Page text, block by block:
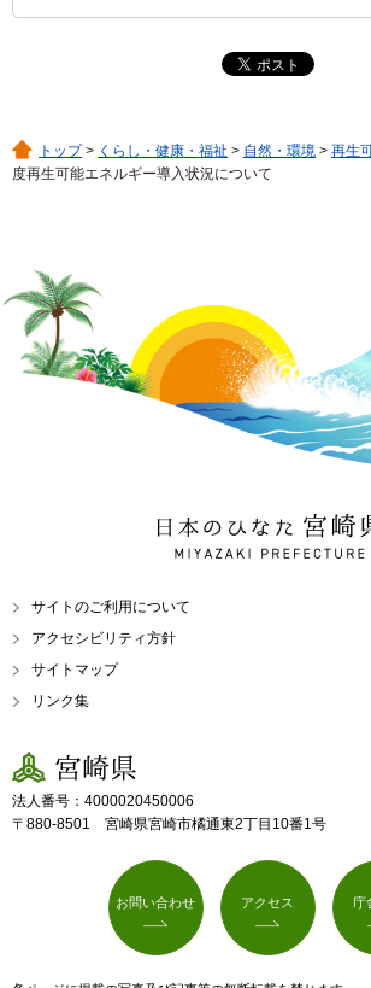
トップ> くらし・健康・福祉 > 自然・環境 > 再生
度再生可能エネルギー導入状況について
日本のひなた 宮崎県
MIYAZAKI PREFECTURE
サイトのご利用について
アクセシビリティ方針
サイトマップ
リンク集
宮崎県
法人番号：4000020450006
〒880-8501 宮崎県宮崎市橘通東2丁目10番1号
お問い合わせ アクセス 庁